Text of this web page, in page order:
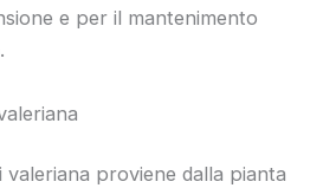
e per il mantenimento
valeriana proviene dalla pianta